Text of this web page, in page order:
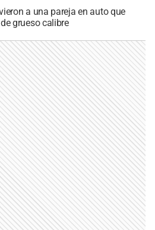
a una pareja en auto que
grueso calibre